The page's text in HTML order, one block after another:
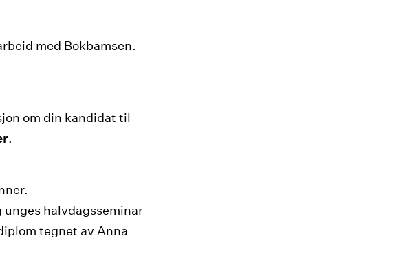
med Bokbamsen.
om din kandidat til
.
unges halvdagsseminar
tegnet av Anna